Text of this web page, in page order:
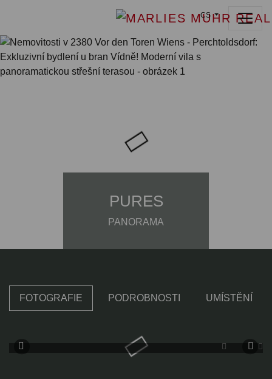
CS
PURES
PANORAMA
FOTOGRAFIE PODROBNOSTI UMÍSTĚNÍ